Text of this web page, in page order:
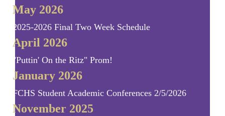
May 2026
2025-2026 Final Two Week Schedule
April 2026
"Puttin' On the Ritz" Prom!
January 2026
FCHS Student Academic Conferences 2/5/2026
November 2025